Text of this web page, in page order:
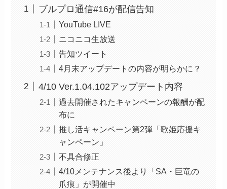
ブルプロ通信#16が配信告知
YouTube LIVE
ニコニコ生放送
告知ツイート
4月末アップデートの内容が明らかに？
4/10 Ver.1.04.102アップデート内容
過去開催されたキャンペーンの報酬が配
布に
推し活キャンペーン第2弾「歌姫応援キ
ャンペーン」
不具合修正
4/10メンテナンス後より「SA・巨竜の
爪痕」が開催中